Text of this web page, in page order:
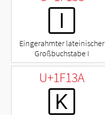
🄸
Eingerahmter lateinischer
Großbuchstabe I
U+1F13A
🄺